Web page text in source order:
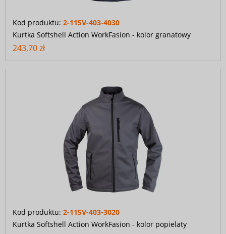
Kod produktu: 2-115V-403-4030
Kurtka Softshell Action WorkFasion - kolor granatowy
243,70 zł
Kod produktu: 2-115V-403-3020
Kurtka Softshell Action WorkFasion - kolor popielaty